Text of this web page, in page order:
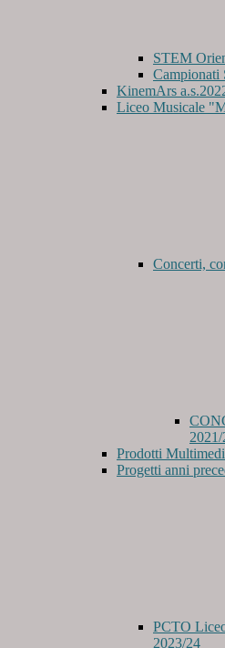
STEM
Campionati
KinemArs
Liceo Musicale
Concerti,
2021/
Prodotti
Progetti anni
PCTO
2023/24